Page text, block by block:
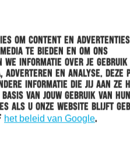
om content en
te bieden en om ons
informatie over je gebruik
en analyse. Deze
informatie die jij aan ze
van jouw gebruik van hun
als u onze website blijft
het beleid van Google.
OM OPNIEUW VOOR